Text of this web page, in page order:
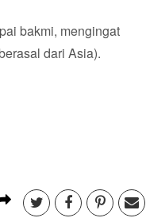
bakmi, mengingat
dari Asia).